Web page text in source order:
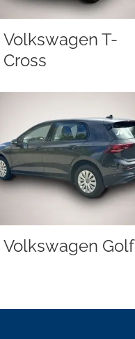
Volkswagen T-
Cross
Volkswagen Golf